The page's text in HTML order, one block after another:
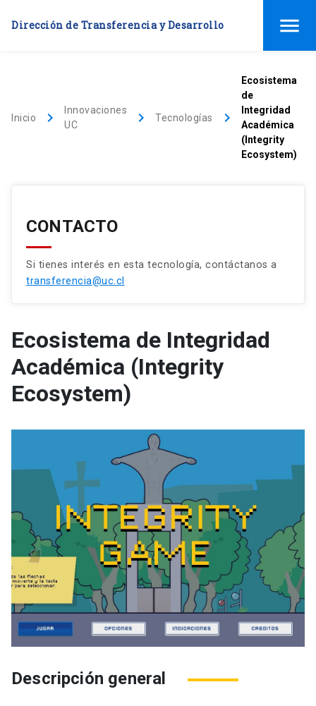
Dirección de Transferencia y Desarrollo menu
Inicio keyboard_arrow_right
Innovaciones
UC
keyboard_arrow_right Tecnologías keyboard_arrow_right
Ecosistema
de
Integridad
Académica
(Integrity
Ecosystem)
CONTACTO
Si tienes interés en esta tecnología, contáctanos a
transferencia@uc.cl
Ecosistema de Integridad
Académica (Integrity
Ecosystem)
Descripción general